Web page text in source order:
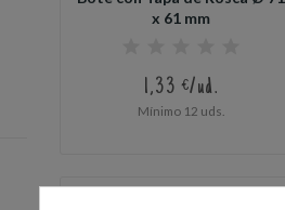
x 61 mm
1,33 €/ud.
Mínimo 12 uds.